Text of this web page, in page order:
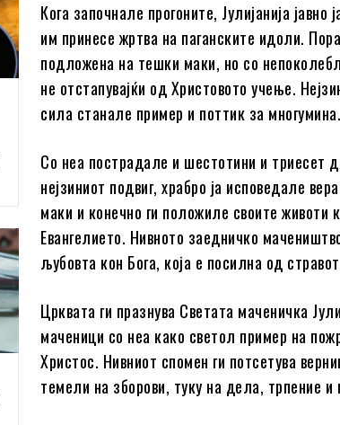
Кога започнале прогоните, Јулијанија
им принесе жртва на паганските идоли.
подложена на тешки маки, но со
не отстапувајќи од Христовото учење.
сила станале пример и поттик за многумина.
Со неа пострадале и шестотини и триесет
нејзиниот подвиг, храбро ја исповедале
маки и конечно ги положиле своите животи
Евангелието. Нивното заедничко
љубовта кон Бога, која е посилна од
Црквата ги празнува Светата маченичка
маченици со неа како светол пример на
Христос. Нивниот спомен ги потсетува
темели на зборови, туку на дела, трпение и